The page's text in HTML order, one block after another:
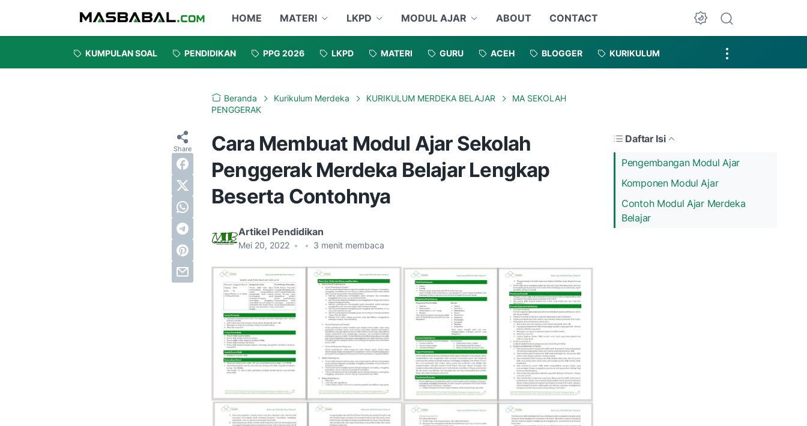
HOME MATERI LKPD MODUL AJAR ABOUT CONTACT
Dark Mode
KUMPULAN SOAL PENDIDIKAN PPG 2026 LKPD MATERI GURU ACEH BLOGGER KURIKULUM
Beranda Kurikulum Merdeka KURIKULUM MERDEKA BELAJAR
MA SEKOLAH
PENGGERAK
Cara Membuat Modul Ajar Sekolah
Penggerak Merdeka Belajar Lengkap
Beserta Contohnya
Artikel Pendidikan
Mei 20, 2022 • • 3 menit membaca
Daftar Isi
Pengembangan Modul Ajar
Komponen Modul Ajar
Contoh Modul Ajar Merdeka
Belajar